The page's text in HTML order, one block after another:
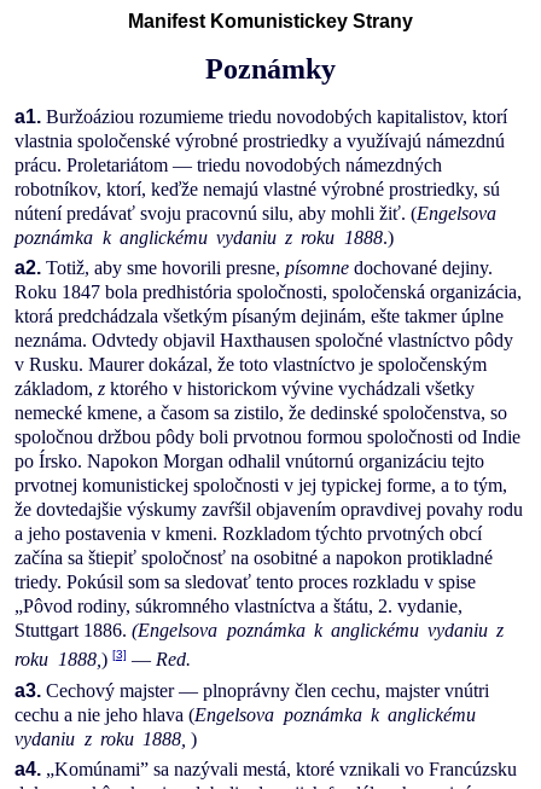
Manifest Komunistickey Strany
Poznámky
a1. Buržoáziou rozumieme triedu novodobých kapitalistov, ktorí
vlastnia spoločenské výrobné prostriedky a využívajú námezdnú
prácu. Proletariátom — triedu novodobých námezdných
robotníkov, ktorí, keďže nemajú vlastné výrobné prostriedky, sú
nútení predávať svoju pracovnú silu, aby mohli žiť. (Engelsova
poznámka k anglickému vydaniu z roku 1888.)
a2. Totiž, aby sme hovorili presne,písomne dochované dejiny.
Roku 1847 bola predhistória spoločnosti, spoločenská organizácia,
ktorá predchádzala všetkým písaným dejinám, ešte takmer úplne
neznáma. Odvtedy objavil Haxthausen spoločné vlastníctvo pôdy
v Rusku. Maurer dokázal, že toto vlastníctvo je spoločenským
základom,z ktorého v historickom vývine vychádzali všetky
nemecké kmene, a časom sa zistilo, že dedinské spoločenstva, so
spoločnou držbou pôdy boli prvotnou formou spoločnosti od Indie
po Írsko. Napokon Morgan odhalil vnútornú organizáciu tejto
prvotnej komunistickej spoločnosti v jej typickej forme, a to tým,
že dovtedajšie výskumy zavŕšil objavením opravdivej povahy rodu
a jeho postavenia v kmeni. Rozkladom týchto prvotných obcí
začína sa štiepiť spoločnosť na osobitné a napokon protikladné
triedy. Pokúsil som sa sledovať tento proces rozkladu v spise
„Pôvod rodiny, súkromného vlastníctva a štátu, 2. vydanie,
Stuttgart 1886.(Engelsova poznámka k anglickému vydaniu z
roku 1888,) [3] — Red.
a3. Cechový majster — plnoprávny člen cechu, majster vnútri
cechu a nie jeho hlava (Engelsova poznámka k anglickému
vydaniu z roku 1888, )
a4. „Komúnami” sa nazývali mestá, ktoré vznikali vo Francúzsku